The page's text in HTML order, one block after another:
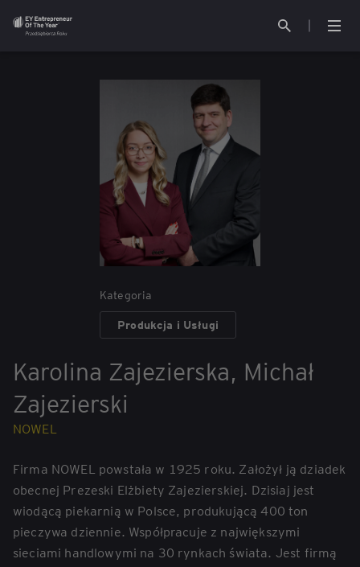
Poprzednie edycje
Kategoria
Produkcja i Usługi
Karolina Zajezierska, Michał
Zajezierski
NOWEL
Firma NOWEL powstała w 1925 roku. Założył ją dziadek
obecnej Prezeski Elżbiety Zajezierskiej. Dzisiaj jest
wiodącą piekarnią w Polsce, produkującą 400 ton
pieczywa dziennie. Współpracuje z największymi
sieciami handlowymi na 30 rynkach świata. Jest firmą